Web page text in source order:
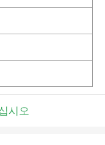
시오